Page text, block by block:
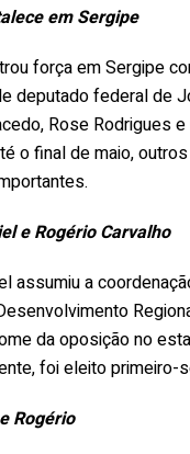
em Sergipe
força em Sergipe
deputado federal de
Rose Rodrigues
o final de maio,
e Rogério Carvalho
assumiu a
da oposição no
foi eleito primeiro-
Rogério